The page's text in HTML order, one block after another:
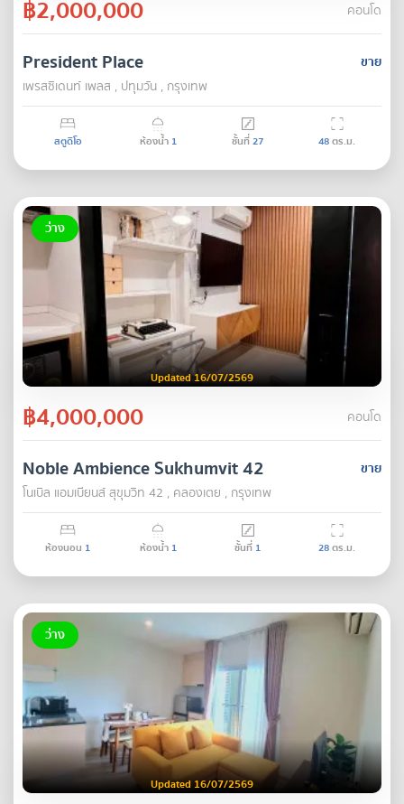
฿2,000,000 คอนโด
ขาย
President Place
เพรสซิเดนท์ เพลส , ปทุมวัน , กรุงเทพ
สตูดิโอ ห้องน้ำ 1 ชั้นที่27 48ตร.ม.
ว่าง
Updated 16/07/2569
฿4,000,000 คอนโด
ขาย
Noble Ambience Sukhumvit 42
โนเบิล แอมเบียนส์ สุขุมวิท 42 , คลองเตย , กรุงเทพ
ห้องนอน 1 ห้องน้ำ 1 ชั้นที่ 1 28ตร.ม.
ว่าง
Updated 16/07/2569